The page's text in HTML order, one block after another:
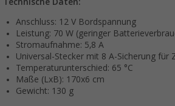
Anschluss: 12 V Bordspannung
Leistung: 70 W (geringer
Stromaufnahme: 5,8 A
Universal-Stecker mit 8 A-Sicherung für
Temperaturunterschied: 65 °C
Maße (LxB): 170x6 cm
Gewicht: 130 g